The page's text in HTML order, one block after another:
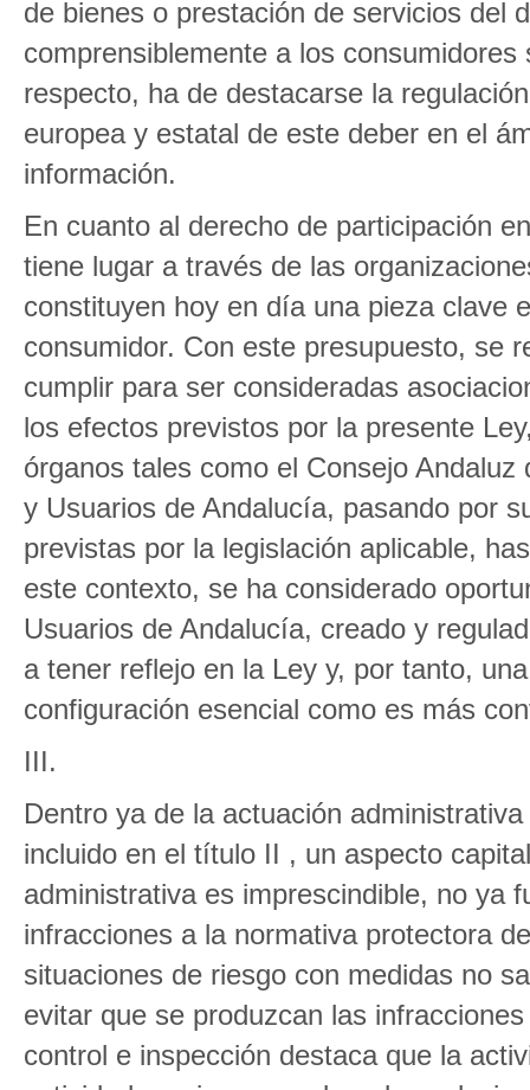
de bienes o prestación de servicios del
comprensiblemente a los
respecto, ha de destacarse la
europea y estatal de este deber en el
información.
En cuanto al derecho de participación
tiene lugar a través de las
constituyen hoy en día una pieza clave
consumidor. Con este presupuesto, se
cumplir para ser consideradas
los efectos previstos por la presente
órganos tales como el Consejo
y Usuarios de Andalucía, pasando por
previstas por la legislación aplicable,
este contexto, se ha considerado
Usuarios de Andalucía, creado y
a tener reflejo en la Ley y, por tanto,
configuración esencial como es más
III.
Dentro ya de la actuación
incluido en el título II , un aspecto
administrativa es imprescindible, no ya
infracciones a la normativa protectora
situaciones de riesgo con medidas no
evitar que se produzcan las
control e inspección destaca que la